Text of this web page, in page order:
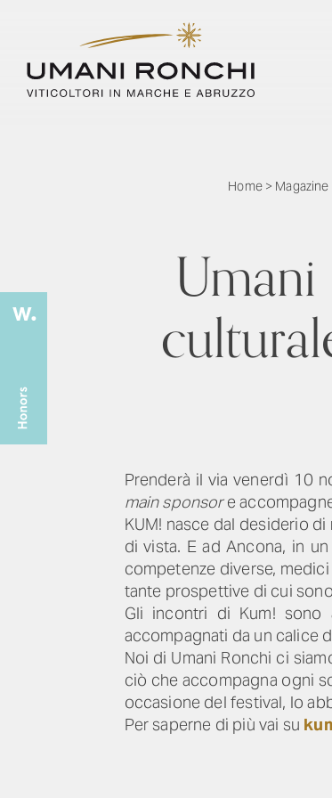
Home> Magazine
Prenderà il via venerdì 10
main sponsore
KUM! nasce dal desiderio
di vista. E ad Ancona, in
competenze diverse,
tante prospettive di cui
Gli incontri di Kum!
accompagnati da un calice
Noi di Umani Ronchi ci
ciò che accompagna ogni
occasione del festival, lo
Per saperne di più vai su